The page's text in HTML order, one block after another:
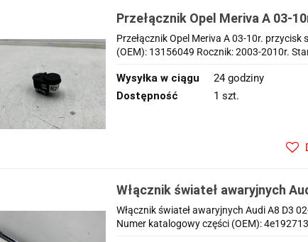
Przełącznik Opel Meriva A 03-
lusterek 13156049
Przełącznik Opel Meriva A 03-10r.
(OEM): 13156049 Rocznik: 2003-2010r.
Wysyłka w ciągu
24 godziny
Dostępność
1 szt.
Włącznik świateł awaryjnych
listwa włącznik czujników
Włącznik świateł awaryjnych Audi A8 D3
Numer katalogowy części (OEM):